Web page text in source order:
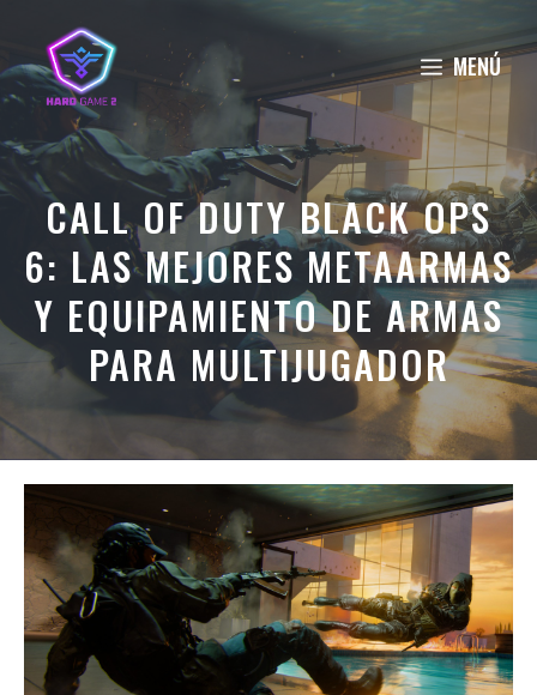
contenido
MENÚ
CALL OF DUTY BLACK OPS
6: LAS MEJORES METAARMAS
Y EQUIPAMIENTO DE ARMAS
PARA MULTIJUGADOR